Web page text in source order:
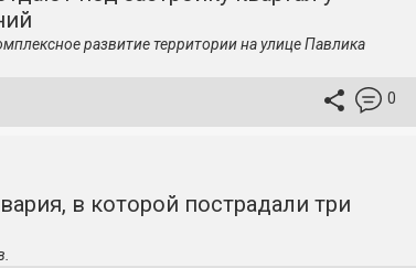
развитие территории на улице Павлика
0
в которой пострадали три